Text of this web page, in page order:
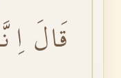
قَالَ